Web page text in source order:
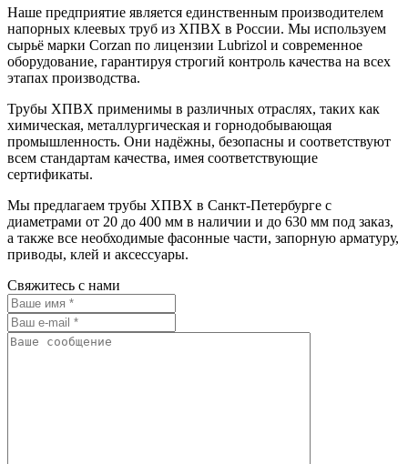
Наше предприятие является единственным производителем
напорных клеевых труб из ХПВХ в России. Мы используем
сырьё марки Corzan по лицензии Lubrizol и современное
оборудование, гарантируя строгий контроль качества на всех
этапах производства.
Трубы ХПВХ применимы в различных отраслях, таких как
химическая, металлургическая и горнодобывающая
промышленность. Они надёжны, безопасны и соответствуют
всем стандартам качества, имея соответствующие
сертификаты.
Мы предлагаем трубы ХПВХ в Санкт-Петербурге с
диаметрами от 20 до 400 мм в наличии и до 630 мм под заказ,
а также все необходимые фасонные части, запорную арматуру,
приводы, клей и аксессуары.
Свяжитесь с нами